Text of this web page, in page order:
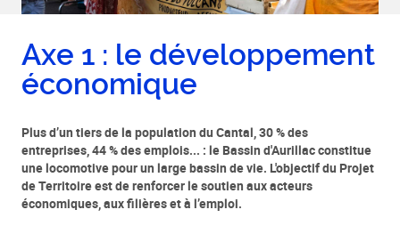
Axe 1 : le développement
économique
Plus d’un tiers de la population du Cantal, 30 % des
entreprises, 44 % des emplois... : le Bassin d'Aurillac constitue
une locomotive pour un large bassin de vie. L'objectif du Projet
de Territoire est de renforcer le soutien aux acteurs
économiques, aux filières et à l’emploi.